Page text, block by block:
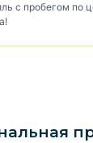
с пробегом по